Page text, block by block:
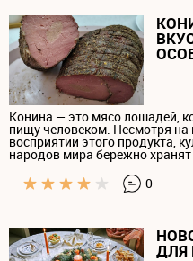
Конина — это мясо лошадей,
пищу человеком. Несмотря на
восприятии этого продукта,
народов мира бережно
0
ДЛЯ